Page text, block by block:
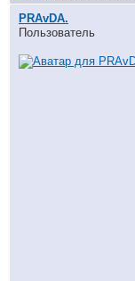
PRAvDA.
Пользователь